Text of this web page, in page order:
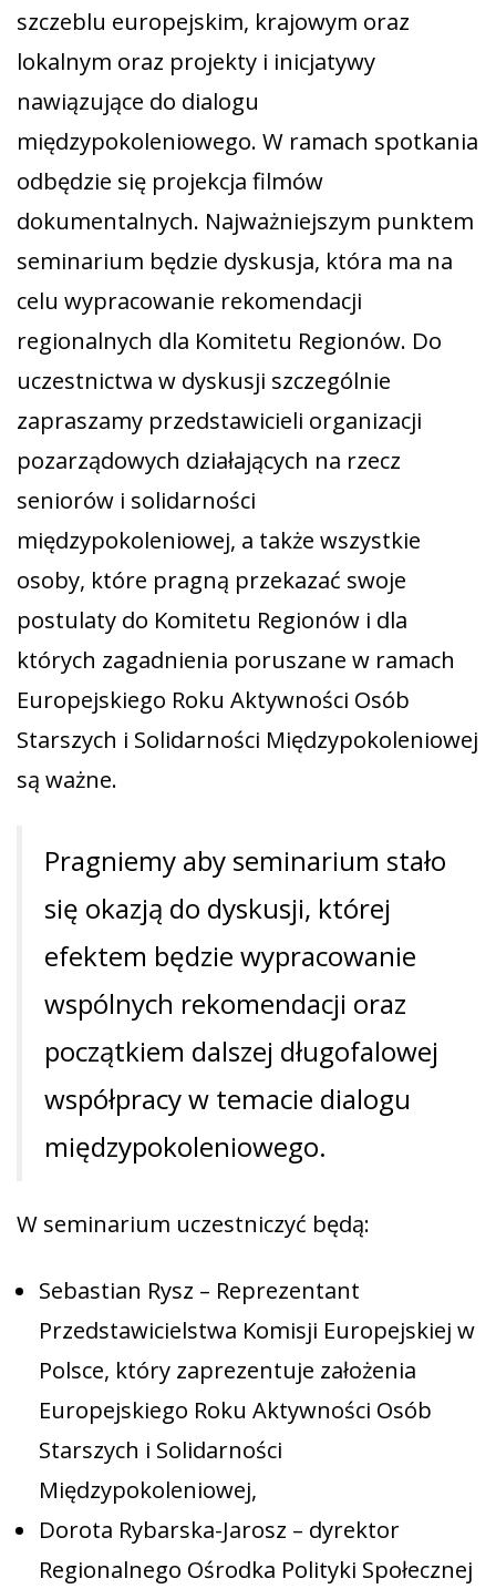
szczeblu europejskim, krajowym oraz
lokalnym oraz projekty i inicjatywy
nawiązujące do dialogu
międzypokoleniowego. W ramach spotkania
odbędzie się projekcja filmów
dokumentalnych. Najważniejszym punktem
seminarium będzie dyskusja, która ma na
celu wypracowanie rekomendacji
regionalnych dla Komitetu Regionów. Do
uczestnictwa w dyskusji szczególnie
zapraszamy przedstawicieli organizacji
pozarządowych działających na rzecz
seniorów i solidarności
międzypokoleniowej, a także wszystkie
osoby, które pragną przekazać swoje
postulaty do Komitetu Regionów i dla
których zagadnienia poruszane w ramach
Europejskiego Roku Aktywności Osób
Starszych i Solidarności Międzypokoleniowej
są ważne.
Pragniemy aby seminarium stało
się okazją do dyskusji, której
efektem będzie wypracowanie
wspólnych rekomendacji oraz
początkiem dalszej długofalowej
współpracy w temacie dialogu
międzypokoleniowego.
W seminarium uczestniczyć będą:
Sebastian Rysz – Reprezentant
Przedstawicielstwa Komisji Europejskiej w
Polsce, który zaprezentuje założenia
Europejskiego Roku Aktywności Osób
Starszych i Solidarności
Międzypokoleniowej,
Dorota Rybarska-Jarosz – dyrektor
Regionalnego Ośrodka Polityki Społecznej